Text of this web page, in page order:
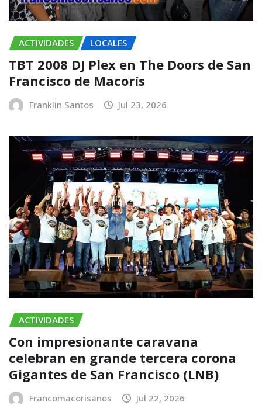
ACTIVIDADES LOCALES
TBT 2008 DJ Plex en The Doors de San
Francisco de Macorís
Franklin Santos Jul 23, 2026
ACTIVIDADES
Con impresionante caravana
celebran en grande tercera corona
Gigantes de San Francisco (LNB)
Francomacorisanos Jul 22, 2026